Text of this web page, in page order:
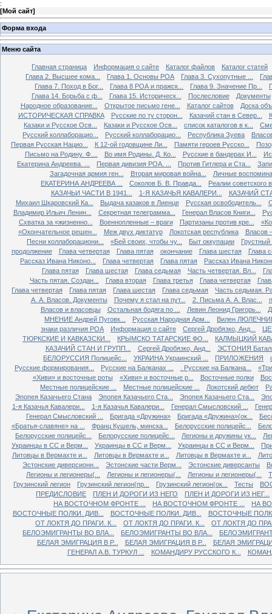
:
[Мой сайт]
Форма входа
Меню сайта
Главная страница Информация о сайте Каталог файлов
Каталог статей
Глава 2. Высшее кома...
Глава 1. Основы РОА Глава 3. Сухопутные ...
Глава 7. Поход в Бог...
Глава 8 РОА и пражск... Глава 9. Значение Пр...
Глава 14. Борьба с ф...
Глава 15. Историческ... Послесловие
Документы
Народное образование...
Открытое письмо гене... Каталог сайтов
Доска
ИСТОРИЧЕСКАЯ СПРАВКА
Русские по ту сторон... Казачий стан в Север...
Казаки и Русское Осв...
Казаки и Русское Осв... список каталогов в к...
Русский коллаборацио...
Русский коллаборацио... Республика Зуева
Первая Русская Нацио...
К 12-ой годовщине Ли... Памяти героев Русско...
Письмо на Родину. Ф....
Во имя Родины. Д. Ко... Русские в бандерах И...
Екатерина Андреева. ...
Первая дивизия РОА. ... Против Гитлера и Ста...
Загадочная армия ген...
Вторая мировая война...
Личные
ЕКАТЕРИНА АНДРЕЕВА ...
Соколов Б. В. Правда...
Реалии советского
КАЗАЧЬИ ЧАСТИ В 1941...
1-Я КАЗАЧЬЯ КАВАЛЕРИ...
КАЗАЧИЙ
Михаил Шкаровский Ка...
Выдача казаков в Лиенце Русская освободитель...
Владимир Ильич Ленин...
Секретная телеграмма... Генерал Власов Книги...
Схватка за «жизненно...
Военнопленные – враги Партизаны против кре...
«Окончательное решен...
Меж двух диктатур Локотская республика
Власов
Песни коллаборациони...
«Бей своих, чтобы чу... Быт оккупации
Грустный
продолжение
Глава четвертая Глава пятая окончание Глава шестая
Глава
Рассказ Ивана Никоно...
Глава четвертая Глава пятая
Рассказ Ивана
Глава пятая
Глава шестая Глава седьмая Часть четвертая. Вл...
Часть пятая. Создан...
Глава вторая Глава третья Глава четвертая
Глава четвертая
Глава пятая Глава шестая Глава седьмая
Часть седьмая.
А. А. Власов. Документы
Почему я стал на пут... 2. Письма А. А. Влас...
Власов и власовцы
Остальная бодяга по ... Левин Леонид Григорь...
МНЕНИЕ Андрей Пуговк...
Русская Народная Арм...
Вилен
знаки различия РОА
Информация о сайте Сергей Дробязко, Анд...
ТЮРКСКИЕ И КАВКАЗСКИ...
КРЫМСКО ТАТАРСКИЕ ФО...
КАЛМЫЦКИЙ
КАЗАЧИЙ СТАН И ГРУПП...
Сергей Дробязко, Анд...
ЭСТОНИЯ
БЕЛОРУССИЯ Полицейс...
УКРАИНА Украинский ... ПРИЛОЖЕНИЯ
Русские формирования...
Русские на Балканах ... . Русские на Балкана...
«Хиви» и восточные роты
«Хиви» и восточные р... Восточные полки
Местные полицейские ...
Местные полицейские ... Локотский дебют
Эпопея Казачьего Стана
Эпопея Казачьего Ста... Эпопея Казачьего Ста...
1-я Казачья Кавалери...
1-я Казачья Кавалери... Генерал Смысловский ...
Генерал Смысловский ...
Бригада «Дружина» Бригада «Дружина»(ок...
«Братья-славяне» на ...
Франц Кушель, минска... Белорусские полицейс...
Белорусские полицейс...
Белорусские полицейс... Легионы и дружины ук...
Украинцы в СС и Верм...
Украинцы в СС и Верм... Украинцы в СС и Верм...
Литовцы в Вермахте и...
Литовцы в Вермахте и... Литовцы в Вермахте и...
Эстонские диверсионн...
Эстонские части Верм... Эстонские диверсанты
Легионы и легионеры(...
Легионы и легионеры(... Легионы и легионеры(...
Грузинский легион
Грузинский легион(пр... Грузинский легион(ок... Тесты
ПРЕДИСЛОВИЕ
ПЛЕН И ДОРОГИ ИЗ НЕГО
ПЛЕН И ДОРОГИ ИЗ НЕГ...
НА ВОСТОЧНОМ ФРОНТЕ ...
НА ВОСТОЧНОМ ФРОНТЕ ...
НА
ВОСТОЧНЫЕ ПОЛКИ. ДИВ...
ВОСТОЧНЫЕ ПОЛКИ. ДИВ...
ВОСТОЧНЫЕ
ОТ ЛОКТЯ ДО ПРАГИ. К...
ОТ ЛОКТЯ ДО ПРАГИ. К...
ОТ ЛОКТЯ ДО
БЕЛОЭМИГРАНТЫ ВО ВЛА...
БЕЛОЭМИГРАНТЫ ВО ВЛА...
БЕЛАЯ ЭМИГРАЦИЯ В Р...
БЕЛАЯ ЭМИГРАЦИЯ В Р...
БЕЛАЯ
ГЕНЕРАЛ А.В. ТУРКУЛ ...
КОМАНДИРУ РУССКОГО К...